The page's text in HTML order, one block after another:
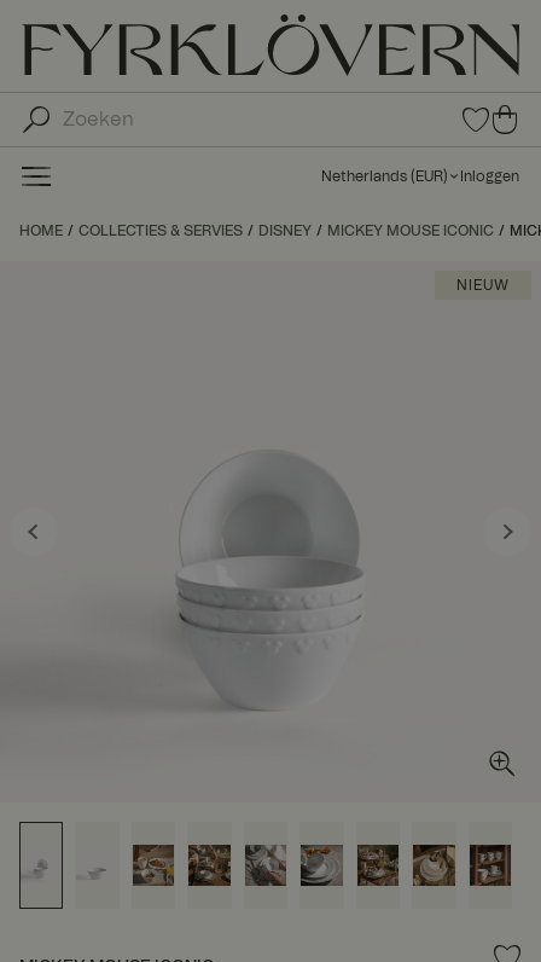
0
ite
in
ten
0
ite
ms
uw
nk
Netherlands ( EUR) Inloggen
HOME COLLECTIES & SERVIES DISNEY MICKEY MOUSE ICONIC
NIEUW